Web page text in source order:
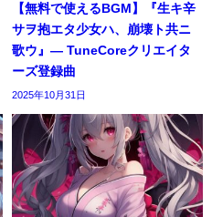
【無料で使えるBGM】『生キ辛
サヲ抱エタ少女ハ、崩壊ト共ニ
歌ウ』― TuneCoreクリエイタ
ーズ登録曲
2025年10月31日